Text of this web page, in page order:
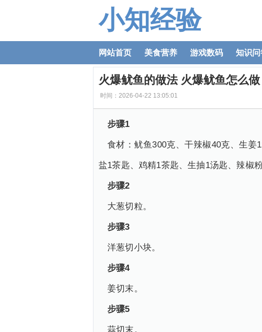
小知经验
网站首页 美食营养 游戏数码 知识问
火爆鱿鱼的做法 火爆鱿鱼怎么做
时间：2026-04-22 13:05:01
步骤1
食材：鱿鱼300克、干辣椒40克、生姜
盐1茶匙、鸡精1茶匙、生抽1汤匙、辣椒
步骤2
大葱切粒。
步骤3
洋葱切小块。
步骤4
姜切末。
步骤5
蒜切末。